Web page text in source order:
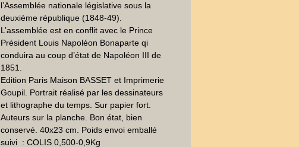
l’Assemblée nationale législative sous la
deuxième république (1848-49).
L’assemblée est en conflit avec le Prince
Président Louis Napoléon Bonaparte qi
conduira au coup d’état de Napoléon III de
1851.
Edition Paris Maison BASSET et Imprimerie
Goupil. Portrait réalisé par les dessinateurs
et lithographe du temps. Sur papier fort.
Auteurs sur la planche. Bon état, bien
conservé. 40x23 cm. Poids envoi emballé
suivi  : COLIS 0,500-0,9Kg